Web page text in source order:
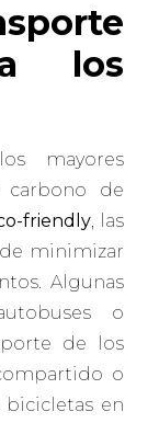
los
mayores
carbono de
friendly, las
minimizar
Algunas
o
de los
o
en